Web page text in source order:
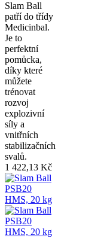
Slam Ball
patří do třídy
Medicinbal.
Je to
perfektní
pomůcka,
díky které
můžete
trénovat
rozvoj
explozivní
síly a
vnitřních
stabilizačních
svalů.
1 422,13 Kč